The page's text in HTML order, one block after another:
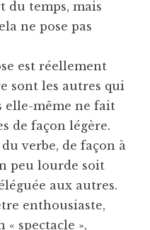
du temps, mais
ne pose pas
est réellement
sont les autres qui
elle-même ne fait
de façon légère.
verbe, de façon à
peu lourde soit
aux autres.
enthousiaste,
« spectacle »,